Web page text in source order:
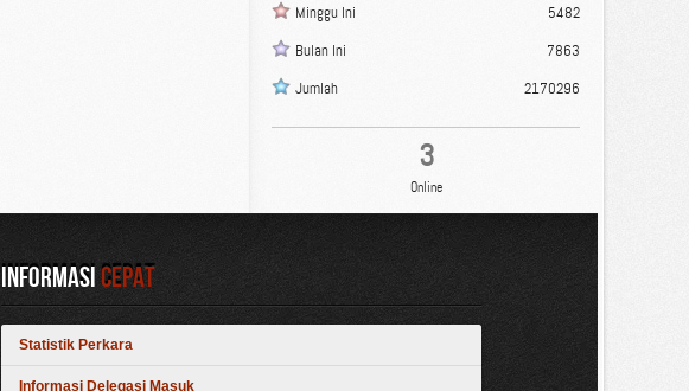
Minggu Ini
5482
Bulan Ini
7863
Jumlah
2170296
3
Online
InformasiCepat
Statistik Perkara
Informasi Delegasi Masuk